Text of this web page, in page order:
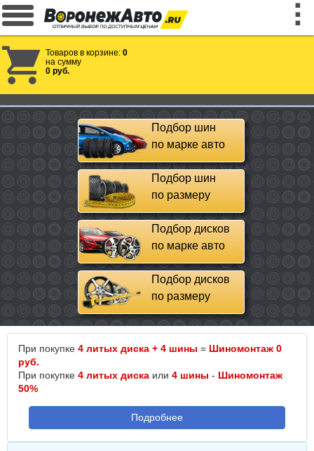
Товаров в корзине: 0
на сумму
0 руб.
Подбор шин
по марке авто
Подбор шин
по размеру
Подбор дисков
по марке авто
Подбор дисков
по размеру
При покупке 4 литых диска + 4 шины = Шиномонтаж 0
руб.
При покупке 4 литых диска или 4 шины - Шиномонтаж
50%
Подробнее